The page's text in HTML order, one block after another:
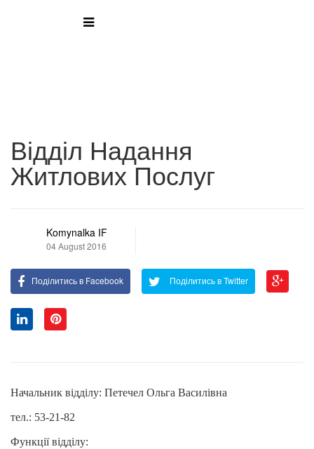
Відділ Надання
Житлових Послуг
Komynalka IF
04 August 2016
Поділитись в Facebook Поділитись в Twitter
Начальник відділу: Петечел Ольга Василівна
тел.: 53-21-82
Функції відділу: